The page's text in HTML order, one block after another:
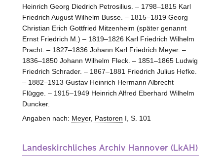
Heinrich Georg Diedrich Petrosilius. – 1798–1815 Karl
Friedrich August Wilhelm Busse. – 1815–1819 Georg
Christian Erich Gottfried Mitzenheim (später genannt
Ernst Friedrich M.) – 1819–1826 Karl Friedrich Wilhelm
Pracht. – 1827–1836 Johann Karl Friedrich Meyer. –
1836–1850 Johann Wilhelm Fleck. – 1851–1865 Ludwig
Friedrich Schrader. – 1867–1881 Friedrich Julius Hefke.
– 1882–1913 Gustav Heinrich Hermann Albrecht
Flügge. – 1915–1949 Heinrich Alfred Eberhard Wilhelm
Duncker.
Angaben nach: Meyer, Pastoren I, S. 101
Landeskirchliches Archiv Hannover (LkAH)